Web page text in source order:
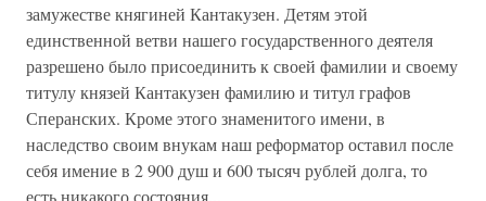
замужестве княгиней Кантакузен. Детям этой
единственной ветви нашего государственного деятеля
разрешено было присоединить к своей фамилии и своему
титулу князей Кантакузен фамилию и титул графов
Сперанских. Кроме этого знаменитого имени, в
наследство своим внукам наш реформатор оставил после
себя имение в 2 900 душ и 600 тысяч рублей долга, то
есть никакого состояния...